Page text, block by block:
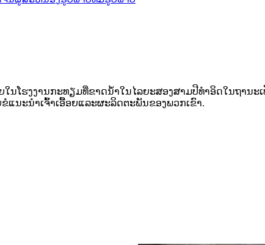
ນໂຮງງານກະທຽມທີ່ຂາດນ້ໍາໃນໄລຍະສອງສາມປີທໍາອິດໃນຖານ
ນະນໍາເຈົ້າເອື້ອຍແລະຜະລິດຕະພັນຂອງພວກເຂົາ.